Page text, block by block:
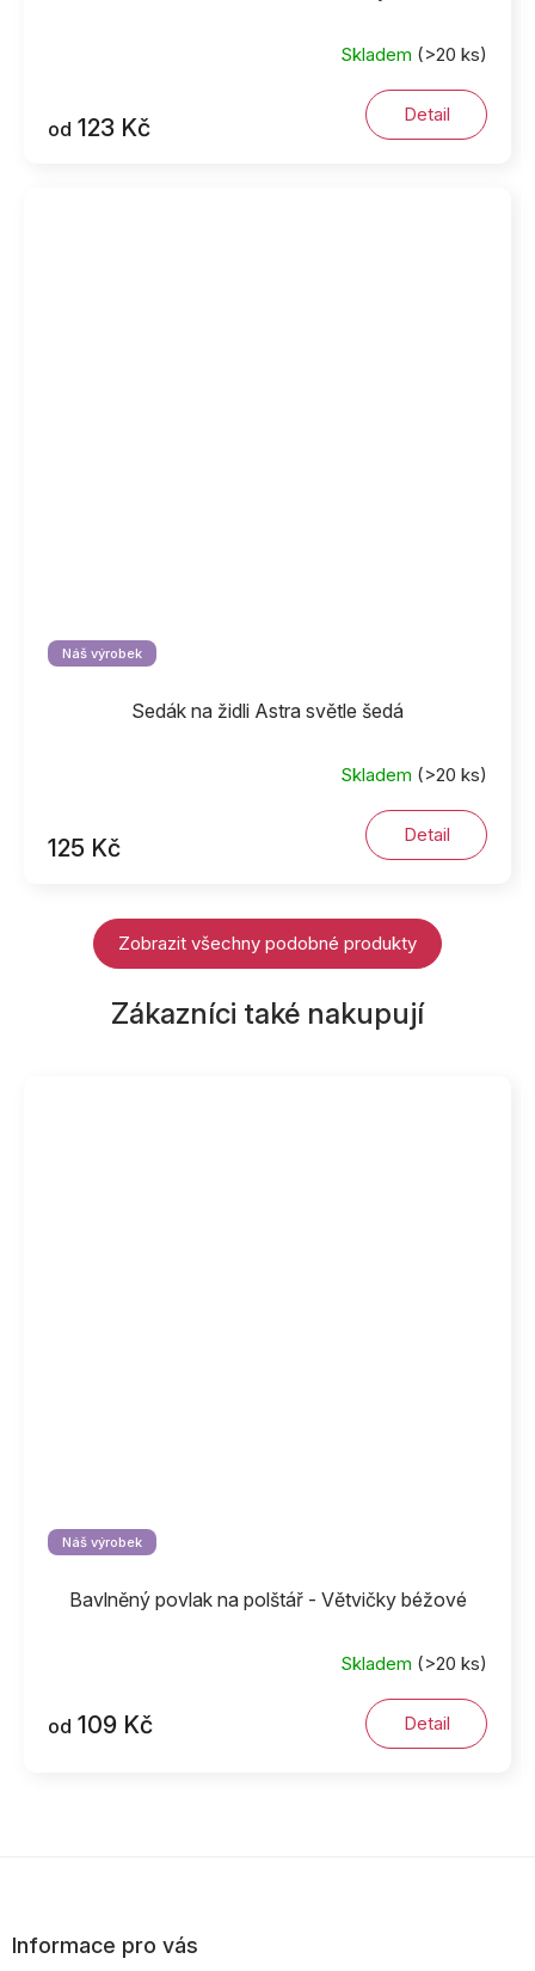
Skladem (>20 ks)
od 123 Kč Detail
Náš výrobek
Sedák na židli Astra světle šedá
Skladem (>20 ks)
125 Kč Detail
Zobrazit všechny podobné produkty
Zákazníci také nakupují
Náš výrobek
Bavlněný povlak na polštář - Větvičky béžové
Skladem (>20 ks)
od 109 Kč Detail
pInformace pro vás